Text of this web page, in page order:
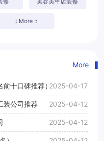
:: More ::
More
前十口碑推荐）2025-04-17
装公司推荐 2025-04-12
2025-04-12